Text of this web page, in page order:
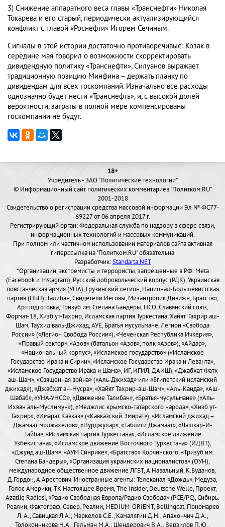
3) Снижение аппаратного веса главы «Транснефти» Николая
Токарева и его старый, периодически актуализирующийся
конфликт с главой «Роснефти» Игорем Сечиным.
Сигналы в этой истории достаточно противоречивые: Козак в
середине мая говорил о возможности скорректировать
дивидендную политику «Транснефти», Силуанов выражает
традиционную позицию Минфина – держать планку по
дивидендам для всех госкомпаний. Изначально все расходы
однозначно будет нести «Транснефть», и, с высокой долей
вероятности, затраты в полной мере компенсированы
госкомпании не будут.
18+
Учредитель - ЗАО "Политические технологии"
© Информационный сайт политических комментариев "Политком.RU"
2001-2018
Свидетельство о регистрации средства массовой информации Эл № ФС77-
69227 от 06 апреля 2017 г.
Регистрирующий орган: Федеральная служба по надзору в сфере связи,
информационных технологий и массовых коммуникаций.
При полном или частичном использовании материалов сайта активная
гиперссылка на "Политком.RU" обязательна
Разработчик:Standarta.NET
*Организации, экстремисты и террористы, запрещенные в РФ: Meta
(Facebook и Instagram), Русский добровольческий корпус (РДК), Украинская
повстанческая армия (УПА), Грузинский легион, Национал-Большевистская
партия (НБП), Талибан, Свидетели Иеговы, Мизантропик Дивижн, Братство,
Артподготовка, Тризуб им. Степана Бандеры, НСО, Славянский союз,
Формат-18, Хизб ут-Тахрир, Исламская партия Туркестана, Хайят Тахрир аш-
Шам, Таухид валь-Джихад, АУЕ, Братья мусульмане, Легион «Свобода
России» («Легион Свобода России»), «Чеченская Республика Ичкерия»,
«Правый сектор», «Азов» (батальон «Азов», полк «Азов»), «Айдар»,
«Национальный корпус», «Исламское государство» («Исламское
Государство Ирака и Сирии», «Исламское Государство Ирака и Леванта»,
«Исламское Государство Ирака и Шама», ИГ, ИГИЛ, ДАИШ), «Джабхат Фатх
аш-Шам», «Священная война» («Аль-Джихад» или «Египетский исламский
джихад»), «Джабхат ан-Нусра», «Хайят Тахрир-аш-Шам», «Аль-Каида», «Аш-
Шабаб», «УНА-УНСО», «Движение Талибан», «Братья-мусульмане» («Аль-
Ихван аль-Муслимун»), «Меджлис крымско-татарского народа», «Хизб ут-
Тахрир», «Имарат Кавказ» («Кавказский Эмират»), «Исламский джихад –
Джамаат моджахедов», «Нурджулар», «Таблиги Джамаат», «Лашкар-И-
Тайба», «Исламская партия Туркестана», «Исламское движение
Узбекистана», «Исламское движение Восточного Туркестана» (ИДВТ),
«Джунд аш-Шам», «АУМ Синрике», «Братство» Корчинского, «Тризуб им.
Степана Бандеры», «Организация украинских националистов» (ОУН),
международное общественное движение ЛГБТ, А.Навальный, К.Буданов,
Д.Гордон, А.Арестович. Иностранные агенты: Телеканал «Дождь», Медуза,
Голос Америки, ТК Настоящее Время, The Insider, Deutsche Welle, Проект,
Azatliq Radiosi, «Радио Свободная Европа/Радио Свобода» (PCE/PC), Сибирь.
Реалии, Фактограф, Север. Реалии, MEDIUM-ORIENT, Bellingcat, Пономарев
Л. А., Савицкая Л.А., Маркелов С.Е., Камалягин Д.Н., Апахончич Д.А.,
Толоконникова Н.А., Гельман М.А., Шендерович В.А., Верзилов П.Ю.,